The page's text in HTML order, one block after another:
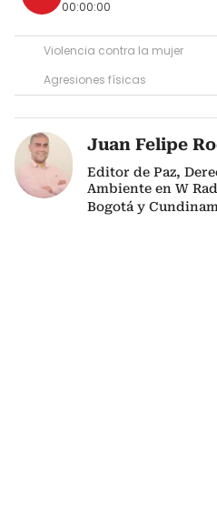
00:00:00
Violencia contra la mujer
Agresiones físicas
Juan Felipe
Editor de Paz,
Ambiente en W
Bogotá y